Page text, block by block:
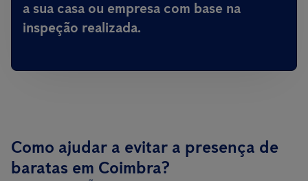
a sua casa ou empresa com base na
inspeção realizada.
Como ajudar a evitar a presença de
baratas em Coimbra?